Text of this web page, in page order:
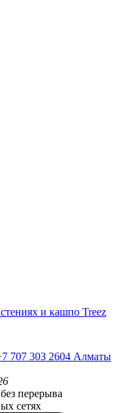
и кашпо Treez
707 303 2604 Алматы
перерыва
сетях